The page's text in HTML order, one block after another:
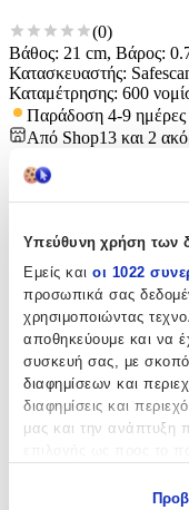
Υπεύθυνη χρήση των
Εμείς και οι 1022
προσωπικά σας
χρησιμοποιώντας
αποθηκεύουμε και να
συσκευή σας, με σκοπό
διαφημίσεων και
διαφημίσεις και
μας και την ανάπτυξη
(0)
Βάθος: 21 cm, Βάρος:
Κατασκευαστής:
Καταμέτρησης: 600
Παράδοση 4-9 ημέρες
Από Shop13 και 2
29